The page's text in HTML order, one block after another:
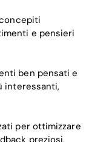
e pensieri
ben pensati e
interessanti,
per ottimizzare
preziosi,